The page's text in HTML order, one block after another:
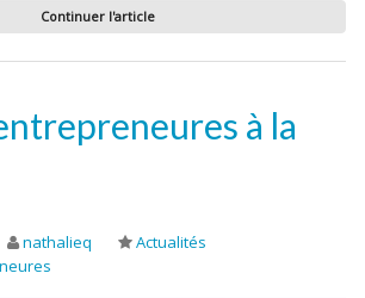
Continuer l'article
à la
nathalieq
Actualités